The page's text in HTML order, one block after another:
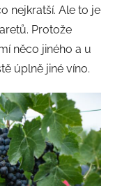
nejkratší. Ale to je
Protože
něco jiného a u
úplně jiné víno.